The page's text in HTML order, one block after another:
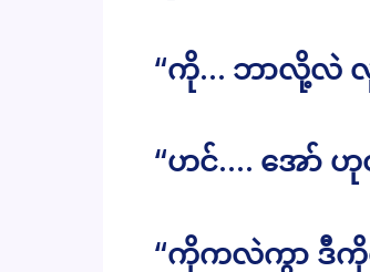
“ကို… ဘာလို့လဲ လူ
“ဟင်…. အော်
“ကိုကလဲကွာ ဒီ